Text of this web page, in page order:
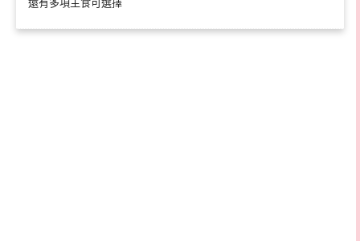
還有多項主食可選擇